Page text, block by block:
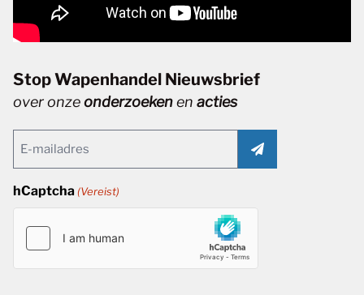
Stop Wapenhandel Nieuwsbrief
over onzeonderzoekenen acties
(Vereist)
hCaptcha (Vereist)